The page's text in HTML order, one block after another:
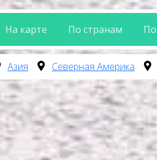
На карте По странам
Азия Северная Америка